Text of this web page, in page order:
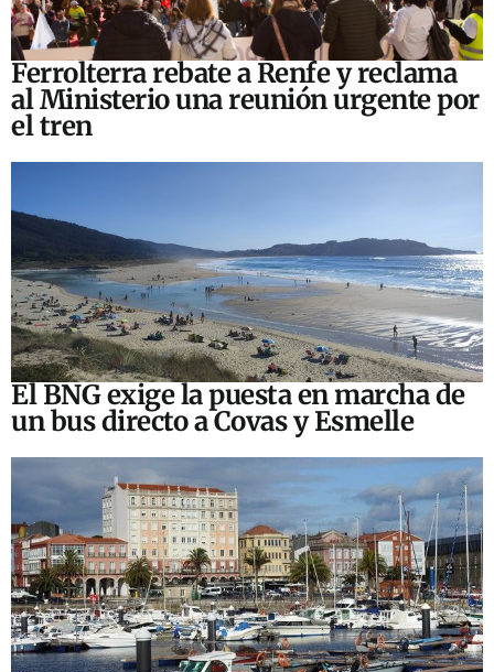
Ferrolterra rebate a Renfe y reclama
al Ministerio una reunión urgente por
el tren
El BNG exige la puesta en marcha de
un bus directo a Covas y Esmelle